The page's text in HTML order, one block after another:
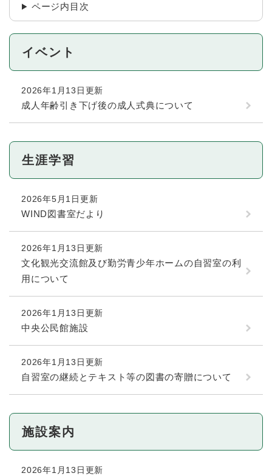
ページ内目次
イベント
2026年1月13日更新
成人年齢引き下げ後の成人式典について
生涯学習
2026年5月1日更新
WIND図書室だより
2026年1月13日更新
文化観光交流館及び勤労青少年ホームの自習室の利
用について
2026年1月13日更新
中央公民館施設
2026年1月13日更新
自習室の継続とテキスト等の図書の寄贈について
施設案内
2026年1月13日更新